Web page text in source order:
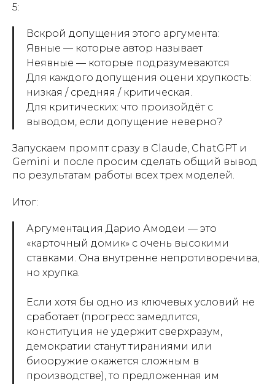
5:
Вскрой допущения этого аргумента:
Явные — которые автор называет
Неявные — которые подразумеваются
Для каждого допущения оцени хрупкость:
низкая / средняя / критическая.
Для критических: что произойдёт с
выводом, если допущение неверно?
Запускаем промпт сразу в Claude, ChatGPT и
Gemini и после просим сделать общий вывод
по результатам работы всех трех моделей.
Итог:
Аргументация Дарио Амодеи — это
«карточный домик» с очень высокими
ставками. Она внутренне непротиворечива,
но хрупка.
Если хотя бы одно из ключевых условий не
сработает (прогресс замедлится,
конституция не удержит сверхразум,
демократии станут тираниями или
биооружие окажется сложным в
производстве), то предложенная им